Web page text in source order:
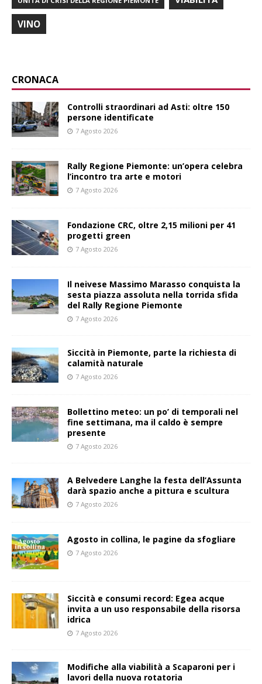
VINO
CRONACA
Controlli straordinari ad Asti: oltre 150
persone identificate
7 Agosto 2026
Rally Regione Piemonte: un’opera celebra
l’incontro tra arte e motori
7 Agosto 2026
Fondazione CRC, oltre 2,15 milioni per 41
progetti green
7 Agosto 2026
Il neivese Massimo Marasso conquista la
sesta piazza assoluta nella torrida sfida
del Rally Regione Piemonte
7 Agosto 2026
Siccità in Piemonte, parte la richiesta di
calamità naturale
7 Agosto 2026
Bollettino meteo: un po’ di temporali nel
fine settimana, ma il caldo è sempre
presente
7 Agosto 2026
A Belvedere Langhe la festa dell’Assunta
darà spazio anche a pittura e scultura
7 Agosto 2026
Agosto in collina, le pagine da sfogliare
7 Agosto 2026
Siccità e consumi record: Egea acque
invita a un uso responsabile della risorsa
idrica
7 Agosto 2026
Modifiche alla viabilità a Scaparoni per i
lavori della nuova rotatoria